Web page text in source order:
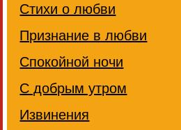
Стихи о любви
Признание в любви
Спокойной ночи
С добрым утром
Извинения